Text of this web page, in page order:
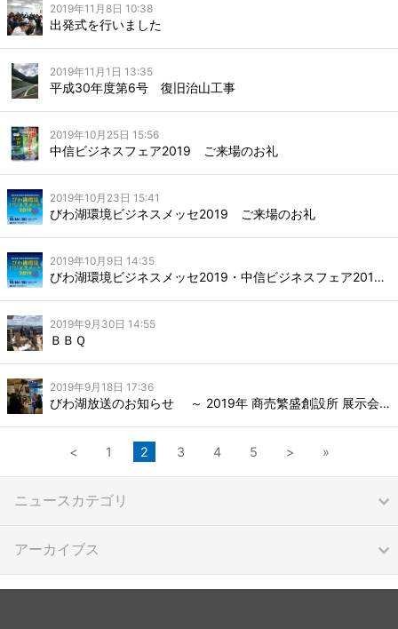
2019年11月8日 10:38
出発式を行いました
2019年11月1日 13:35
平成30年度第6号 復旧治山工事
2019年10月25日 15:56
中信ビジネスフェア2019 ご来場のお礼
2019年10月23日 15:41
びわ湖環境ビジネスメッセ2019 ご来場のお礼
2019年10月9日 14:35
びわ湖環境ビジネスメッセ2019・中信ビジネスフェア2019 出展のご案内
2019年9月30日 14:55
ＢＢＱ
2019年9月18日 17:36
びわ湖放送のお知らせ ～ 2019年 商売繁盛創設所 展示会～
< 1 2 3 4 5 > »
ニュースカテゴリ
アーカイブス